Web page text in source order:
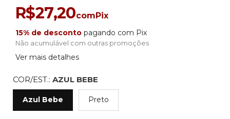
R$27,20com Pix
15% de desconto pagando com Pix
Não acumulável com outras promoções
Ver mais detalhes
COR/EST.: AZUL BEBE
Azul Bebe Preto